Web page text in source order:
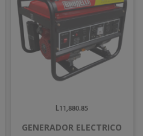
GENERADOR ELECTRICO
L11,880.85